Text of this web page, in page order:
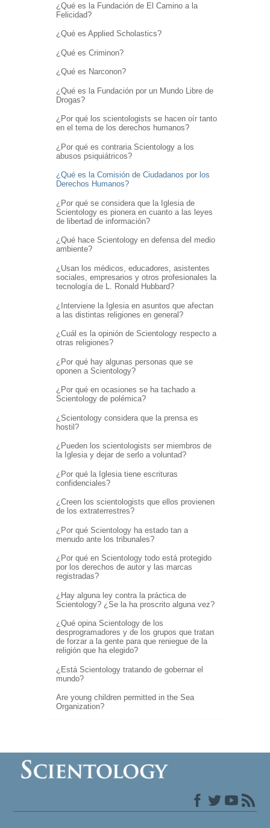
¿Qué es la Fundación de El Camino a la
Felicidad?
¿Qué es Applied Scholastics?
¿Qué es Criminon?
¿Qué es Narconon?
¿Qué es la Fundación por un Mundo Libre de
Drogas?
¿Por qué los scientologists se hacen oír tanto
en el tema de los derechos humanos?
¿Por qué es contraria Scientology a los
abusos psiquiátricos?
¿Qué es la Comisión de Ciudadanos por los
Derechos Humanos?
¿Por qué se considera que la Iglesia de
Scientology es pionera en cuanto a las leyes
de libertad de información?
¿Qué hace Scientology en defensa del medio
ambiente?
¿Usan los médicos, educadores, asistentes
sociales, empresarios y otros profesionales la
tecnología de L. Ronald Hubbard?
¿Interviene la Iglesia en asuntos que afectan
a las distintas religiones en general?
¿Cuál es la opinión de Scientology respecto a
otras religiones?
¿Por qué hay algunas personas que se
oponen a Scientology?
¿Por qué en ocasiones se ha tachado a
Scientology de polémica?
¿Scientology considera que la prensa es
hostil?
¿Pueden los scientologists ser miembros de
la Iglesia y dejar de serlo a voluntad?
¿Por qué la Iglesia tiene escrituras
confidenciales?
¿Creen los scientologists que ellos provienen
de los extraterrestres?
¿Por qué Scientology ha estado tan a
menudo ante los tribunales?
¿Por qué en Scientology todo está protegido
por los derechos de autor y las marcas
registradas?
¿Hay alguna ley contra la práctica de
Scientology? ¿Se la ha proscrito alguna vez?
¿Qué opina Scientology de los
desprogramadores y de los grupos que tratan
de forzar a la gente para que reniegue de la
religión que ha elegido?
¿Está Scientology tratando de gobernar el
mundo?
Are young children permitted in the Sea
Organization?